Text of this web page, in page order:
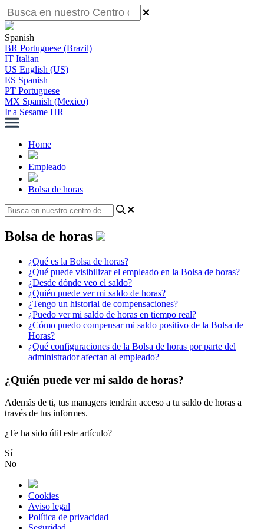
Spanish
BR Portuguese (Brazil)
IT Italian
US English (US)
ES Spanish
PT Portuguese
MX Spanish (Mexico)
Ir a Sesame HR
Home
Empleado
Bolsa de horas
Bolsa de horas
¿Qué es la Bolsa de horas?
¿Qué puede visibilizar el empleado en la Bolsa de horas?
¿Desde dónde veo el saldo?
¿Quién puede ver mi saldo de horas?
¿Tengo un historial de compensaciones?
¿Puedo ver mi saldo de horas en tiempo real?
¿Cómo puedo compensar mi saldo positivo de la Bolsa de
Horas?
¿Qué configuraciones de la Bolsa de horas por parte del
administrador afectan al empleado?
¿Quién puede ver mi saldo de horas?
Además de ti, tus managers tendrán acceso a tu saldo de horas a
través de tus informes.
¿Te ha sido útil este artículo?
Sí
No
Cookies
Aviso legal
Política de privacidad